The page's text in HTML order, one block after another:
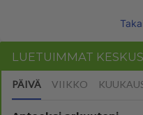
LUETUIMMAT
PÄIVÄ VIIKKO